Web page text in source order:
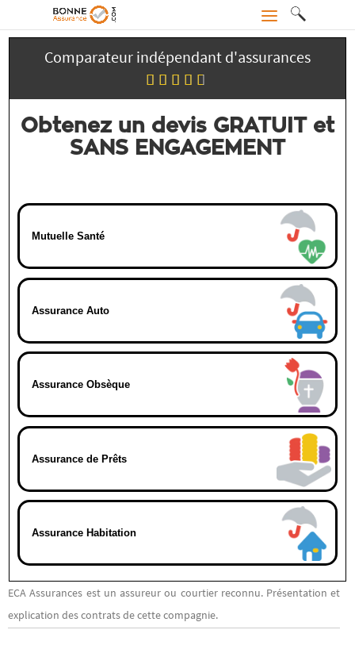
Comparateur indépendant d'assurances
Obtenez un devis GRATUIT et
SANS ENGAGEMENT
Mutuelle Santé
Assurance Auto
Assurance Obsèque
Assurance de Prêts
Assurance Habitation
ECA Assurances est un assureur ou courtier reconnu. Présentation et
explication des contrats de cette compagnie.